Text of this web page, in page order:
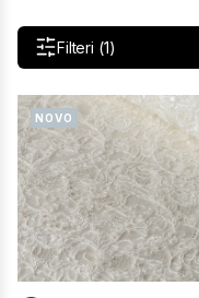
Filteri (1)
NOVO